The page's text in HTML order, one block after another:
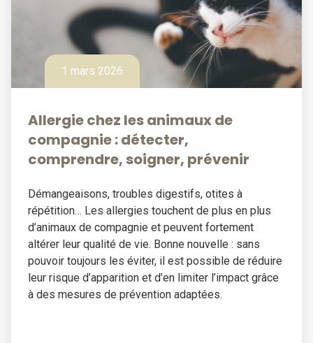
1 mars 2026
Allergie chez les animaux de
compagnie : détecter,
comprendre, soigner, prévenir
Démangeaisons, troubles digestifs, otites à
répétition… Les allergies touchent de plus en plus
d’animaux de compagnie et peuvent fortement
altérer leur qualité de vie. Bonne nouvelle : sans
pouvoir toujours les éviter, il est possible de réduire
leur risque d’apparition et d’en limiter l’impact grâce
à des mesures de prévention adaptées.